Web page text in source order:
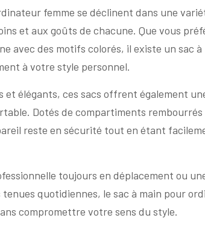
femme se déclinent dans une
et aux goûts de chacune. Que vous
avec des motifs colorés, il existe un sac
à votre style personnel.
et élégants, ces sacs offrent également
Dotés de compartiments
reste en sécurité tout en étant
toujours en déplacement ou
quotidiennes, le sac à main pour
compromettre votre sens du style.